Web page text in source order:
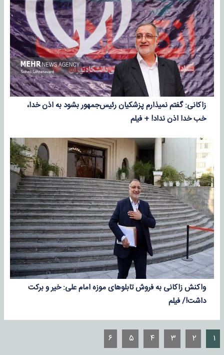
زاکانی: گفتم نمیذارم پزشکیان رئیس‌جمهور بشود به اذن خدا،
خب خدا اذن نداد! + فیلم
واکنش زاکانی به فروش تابلو‌های موزه امام علی: خیر و برکت
داشت!/ فیلم
۱ ۲ ۳ ۴ ۵ ۶